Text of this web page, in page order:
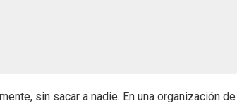
sin sacar a nadie. En una organización de